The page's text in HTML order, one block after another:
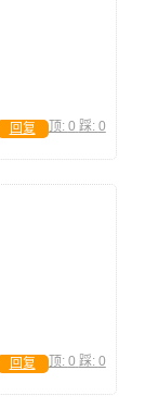
顶: 0 踩: 0
回复
顶: 0 踩: 0
回复